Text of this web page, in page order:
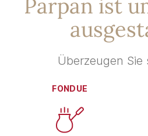
Parpan ist
Überzeugen Sie
FONDUE